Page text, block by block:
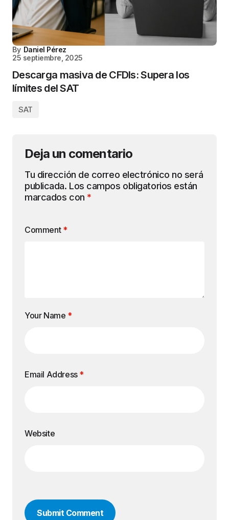
By Daniel Pérez
25 septiembre, 2025
Descarga masiva de CFDIs: Supera los
límites del SAT
SAT
Deja un comentario
Tu dirección de correo electrónico no será
publicada. Los campos obligatorios están
marcados con *
Comment *
Your Name *
Email Address *
Website
Submit Comment